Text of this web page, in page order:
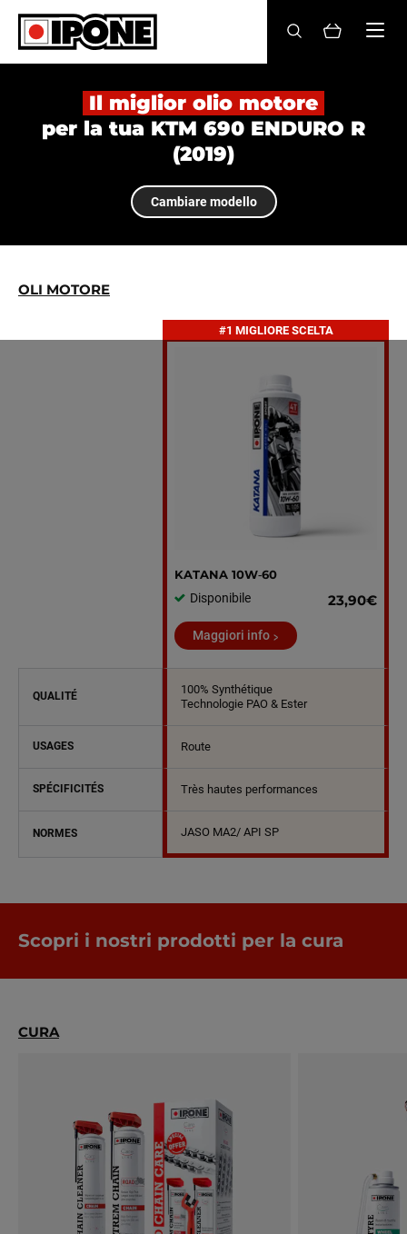
Ipone
OLI MOTORE
CURA
MANUTENZIONE
Il miglior olio motore
per la tua KTM 690 ENDURO R
(2019)
Cambiare modello
OLI MOTORE
#1 MIGLIORE SCELTA
KATANA 10W‑60
Disponibile
23,90€
Maggiori info
QUALITÉ
100% Synthétique
Technologie PAO & Ester
USAGES Route
SPÉCIFICITÉS Très hautes performances
NORMES JASO MA2/ API SP
Scopri i nostri prodotti per la cura
CURA